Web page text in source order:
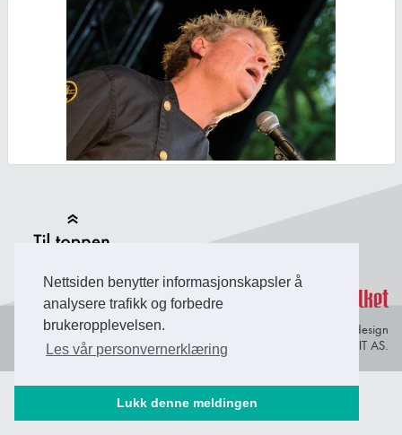
Nettsiden benytter informasjonskapsler å
analysere trafikk og forbedre
brukeropplevelsen.
Les vår personvernerklæring
Lukk denne meldingen
Personvern og
informasjonskapsler
© Copyright 2026 Briefing Fosen.
Webdesign
av Lindbak IT AS.